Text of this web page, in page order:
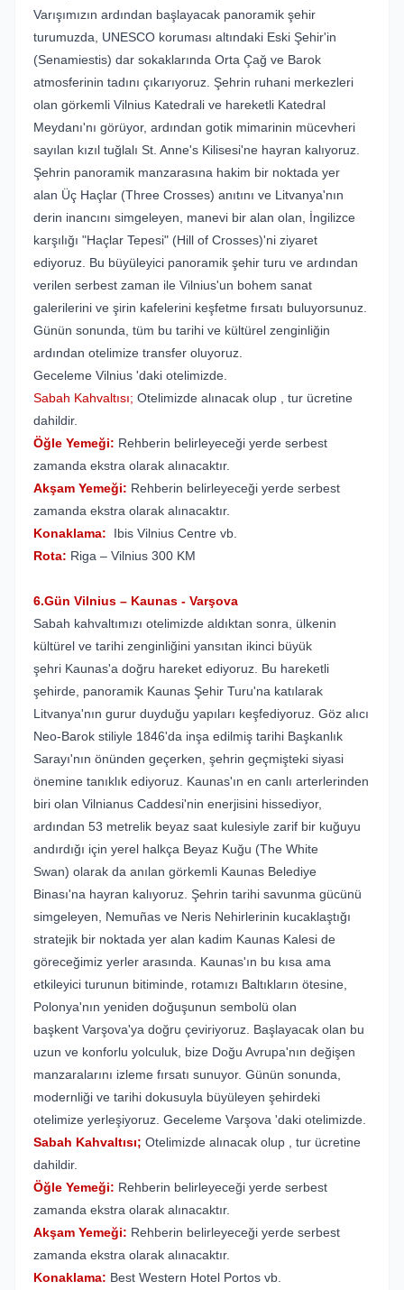
Varışımızın ardından başlayacak panoramik şehir
turumuzda, UNESCO koruması altındaki Eski Şehir'in
(Senamiestis) dar sokaklarında Orta Çağ ve Barok
atmosferinin tadını çıkarıyoruz. Şehrin ruhani merkezleri
olan görkemli Vilnius Katedrali ve hareketli Katedral
Meydanı'nı görüyor, ardından gotik mimarinin mücevheri
sayılan kızıl tuğlalı St. Anne's Kilisesi'ne hayran kalıyoruz.
Şehrin panoramik manzarasına hakim bir noktada yer
alan Üç Haçlar (Three Crosses) anıtını ve Litvanya'nın
derin inancını simgeleyen, manevi bir alan olan, İngilizce
karşılığı "Haçlar Tepesi" (Hill of Crosses)'ni ziyaret
ediyoruz. Bu büyüleyici panoramik şehir turu ve ardından
verilen serbest zaman ile Vilnius'un bohem sanat
galerilerini ve şirin kafelerini keşfetme fırsatı buluyorsunuz.
Günün sonunda, tüm bu tarihi ve kültürel zenginliğin
ardından otelimize transfer oluyoruz.
Geceleme Vilnius 'daki otelimizde.
Sabah Kahvaltısı; Otelimizde alınacak olup , tur ücretine
dahildir.
Öğle Yemeği: Rehberin belirleyeceği yerde serbest
zamanda ekstra olarak alınacaktır.
Akşam Yemeği: Rehberin belirleyeceği yerde serbest
zamanda ekstra olarak alınacaktır.
Konaklama:
Ibis Vilnius Centre vb.
Rota: Riga – Vilnius 300 KM
6.Gün Vilnius – Kaunas - Varşova
Sabah kahvaltımızı otelimizde aldıktan sonra, ülkenin
kültürel ve tarihi zenginliğini yansıtan ikinci büyük
şehri Kaunas'a doğru hareket ediyoruz. Bu hareketli
şehirde, panoramik Kaunas Şehir Turu'na katılarak
Litvanya'nın gurur duyduğu yapıları keşfediyoruz. Göz alıcı
Neo-Barok stiliyle 1846'da inşa edilmiş tarihi Başkanlık
Sarayı'nın önünden geçerken, şehrin geçmişteki siyasi
önemine tanıklık ediyoruz. Kaunas'ın en canlı arterlerinden
biri olan Vilnianus Caddesi'nin enerjisini hissediyor,
ardından 53 metrelik beyaz saat kulesiyle zarif bir kuğuyu
andırdığı için yerel halkça Beyaz Kuğu (The White
Swan) olarak da anılan görkemli Kaunas Belediye
Binası'na hayran kalıyoruz. Şehrin tarihi savunma gücünü
simgeleyen, Nemuñas ve Neris Nehirlerinin kucaklaştığı
stratejik bir noktada yer alan kadim Kaunas Kalesi de
göreceğimiz yerler arasında. Kaunas'ın bu kısa ama
etkileyici turunun bitiminde, rotamızı Baltıkların ötesine,
Polonya'nın yeniden doğuşunun sembolü olan
başkent Varşova'ya doğru çeviriyoruz. Başlayacak olan bu
uzun ve konforlu yolculuk, bize Doğu Avrupa'nın değişen
manzaralarını izleme fırsatı sunuyor. Günün sonunda,
modernliği ve tarihi dokusuyla büyüleyen şehirdeki
otelimize yerleşiyoruz. Geceleme Varşova 'daki otelimizde.
Sabah Kahvaltısı; Otelimizde alınacak olup , tur ücretine
dahildir.
Öğle Yemeği: Rehberin belirleyeceği yerde serbest
zamanda ekstra olarak alınacaktır.
Akşam Yemeği: Rehberin belirleyeceği yerde serbest
zamanda ekstra olarak alınacaktır.
Konaklama: Best Western Hotel Portos vb.